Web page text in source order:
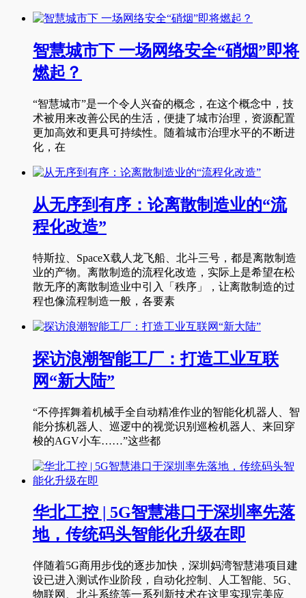
智慧城市下 一场网络安全“硝烟”即将
燃起？
“智慧城市”是一个令人兴奋的概念，在这个概念中，技
术被用来改善公民的生活，便捷了城市治理，资源配置
更加高效和更具可持续性。随着城市治理水平的不断进
化，在
从无序到有序：论离散制造业的“流
程化改造”
特斯拉、SpaceX载人龙飞船、北斗三号，都是离散制造
业的产物。离散制造的流程化改造，实际上是希望在松
散无序的离散制造业中引入「秩序」，让离散制造的过
程也像流程制造一般，各要素
探访浪潮智能工厂：打造工业互联
网“新大陆”
“不停挥舞着机械手全自动精准作业的智能化机器人、智
能分拣机器人、巡逻中的视觉识别巡检机器人、来回穿
梭的AGV小车……”这些都
华北工控 | 5G智慧港口于深圳率先落
地，传统码头智能化升级在即
伴随着5G商用步伐的逐步加快，深圳妈湾智慧港项目建
设已进入测试作业阶段，自动化控制、人工智能、5G、
物联网、北斗系统等一系列新技术在这里实现完美应